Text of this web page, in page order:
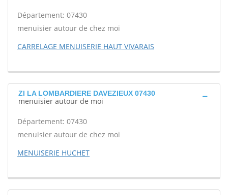
Département: 07430
menuisier autour de chez moi
CARRELAGE MENUISERIE HAUT VIVARAIS
ZI LA LOMBARDIERE DAVEZIEUX 07430
menuisier autour de moi
Département: 07430
menuisier autour de chez moi
MENUISERIE HUCHET